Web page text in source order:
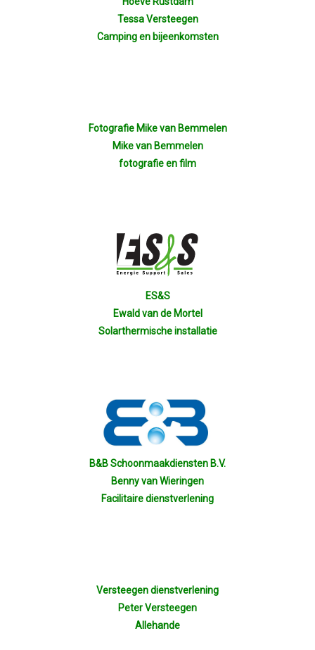
06-10-2022 Duurzaamheid Bij
11-06-2022: Ledendag
12-11-2021: Ontbijtsessie
Smoelenboek
Lid Worden
Tessa Versteegen
Camping en bijeenkomsten
Fotografie Mike van Bemmelen
Mike van Bemmelen
fotografie en film
ES&S
Ewald van de Mortel
Solarthermische installatie
B&B Schoonmaakdiensten B.V.
Benny van Wieringen
Facilitaire dienstverlening
Versteegen dienstverlening
Peter Versteegen
Allehande